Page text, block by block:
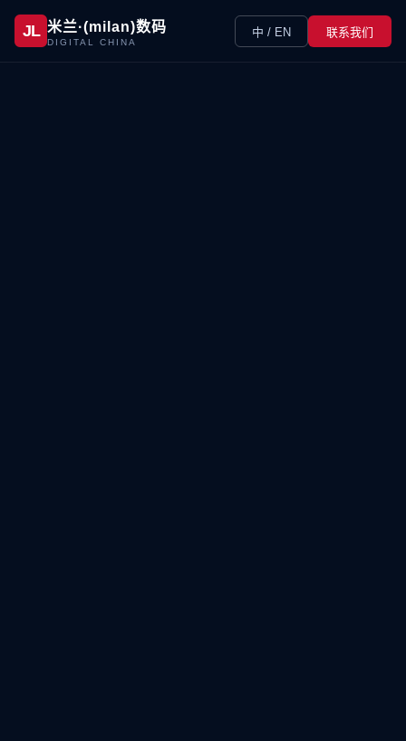
JL 米兰·(milan)数码
DIGITAL CHINA
中 / EN 联系我们